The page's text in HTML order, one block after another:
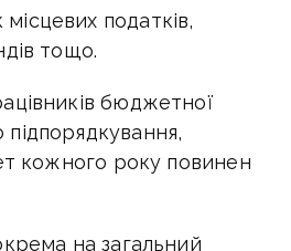
податків,
тощо.
бюджетної
кожного року повинен
на загальний